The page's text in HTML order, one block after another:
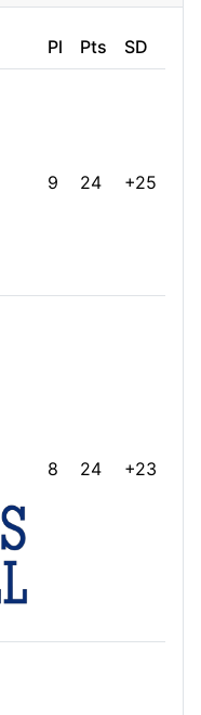
Pl Pts SD
9 24 +25
8 24 +23